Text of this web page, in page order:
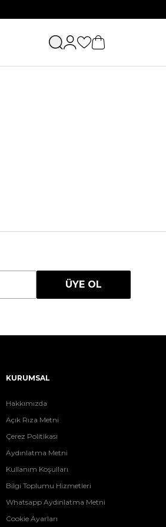
ÜYE OL
KURUMSAL
Hakkımızda
Açık Rıza Metni
Çerez Politikası
Aydınlatma Metni
Kullanım Koşulları
Bilgi Toplumu Hizmetleri
Whatsapp Aydınlatma Metni
Cookie Ayarları